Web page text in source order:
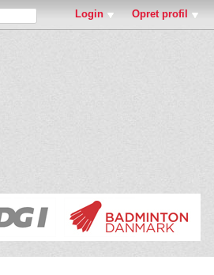
Login Opret profil